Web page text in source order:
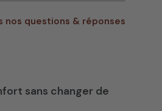
nos questions & réponses
sans changer de